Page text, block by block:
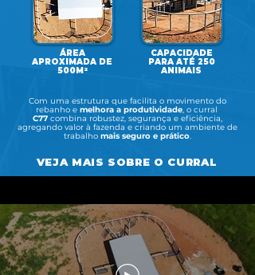
ÁREA
APROXIMADA DE
500M²
CAPACIDADE
PARA ATÉ 250
ANIMAIS
Com uma estrutura que facilita o movimento do
rebanho e melhora a produtividade, o curral
C77 combina robustez, segurança e eficiência,
agregando valor à fazenda e criando um ambiente de
trabalho mais seguro e prático.
VEJA MAIS SOBRE O CURRAL